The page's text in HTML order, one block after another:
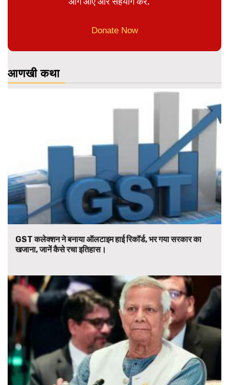
Donate Now
आणखी कथा
GST कलेक्शन ने बनाया ऑलटाइम हाई रिकॉर्ड, भर गया सरकार का
खजाना, जानें कैसे रचा इतिहास।